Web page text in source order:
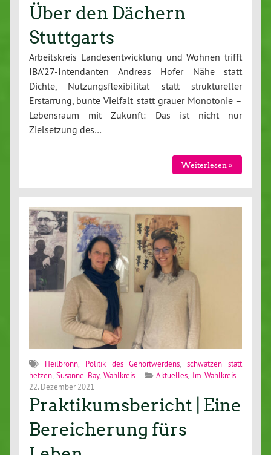
Über den Dächern
Stuttgarts
Arbeitskreis Landesentwicklung und Wohnen trifft
IBA’27-Intendanten Andreas Hofer Nähe statt
Dichte, Nutzungsflexibilität statt struktureller
Erstarrung, bunte Vielfalt statt grauer Monotonie –
Lebensraum mit Zukunft: Das ist nicht nur
Zielsetzung des…
Weiterlesen »
Heilbronn, Politik des Gehörtwerdens ,schwätzen statt
hetzen ,Susanne Bay,Wahlkreis Aktuelles Im Wahlkreis
22. Dezember 2021
Praktikumsbericht | Eine
Bereicherung fürs